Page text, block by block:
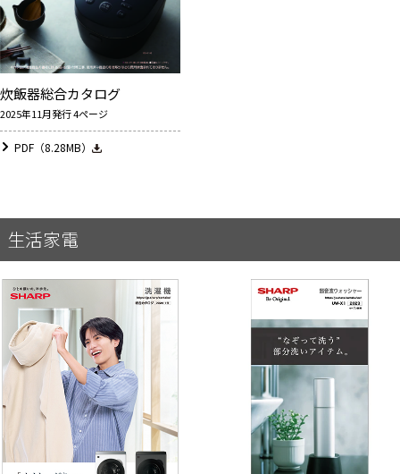
炊飯器総合カタログ
2025年11月発行 4ページ
PDF（8.28MB）
生活家電